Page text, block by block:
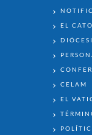
EL
CELAM
EL